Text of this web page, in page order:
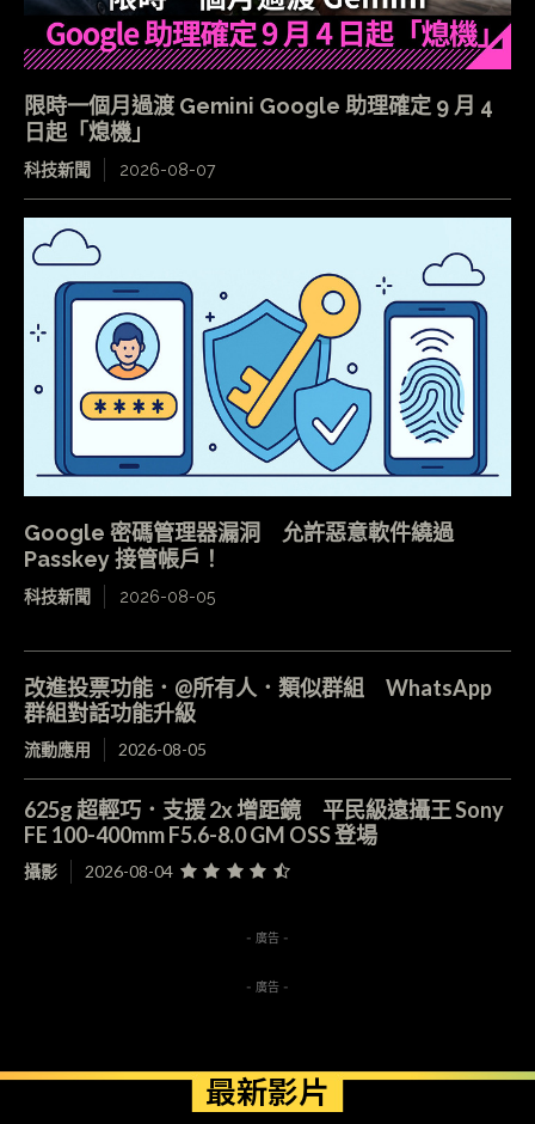
限時一個月過渡 Gemini Google 助理確定 9 月 4
日起「熄機」
科技新聞 2026-08-07
Google 密碼管理器漏洞 允許惡意軟件繞過
Passkey 接管帳戶！
科技新聞 2026-08-05
改進投票功能．@所有人．類似群組 WhatsApp
群組對話功能升級
流動應用 2026-08-05
625g 超輕巧．支援 2x 增距鏡 平民級遠攝王 Sony
FE 100-400mm F5.6-8.0 GM OSS 登場
攝影 2026-08-04
- 廣告 -
- 廣告 -
最新影片